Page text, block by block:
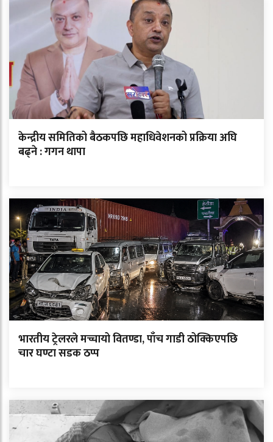
केन्द्रीय समितिको बैठकपछि महाधिवेशनको प्रक्रिया अघि
बढ्ने : गगन थापा
भारतीय ट्रेलरले मच्चायो वितण्डा, पाँच गाडी ठोक्किएपछि
चार घण्टा सडक ठप्प